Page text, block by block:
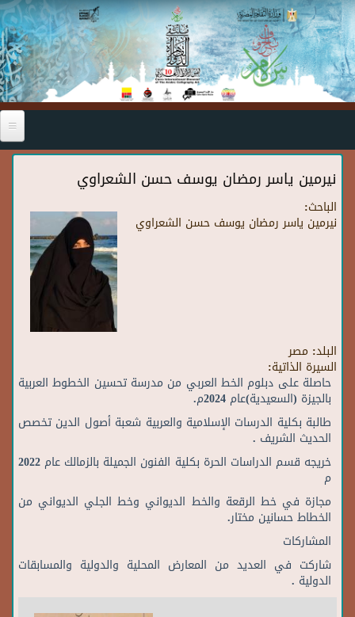
Skip to main content
نيرمين ياسر رمضان يوسف حسن الشعراوي
الباحث:
نيرمين ياسر رمضان يوسف حسن الشعراوي
البلد: مصر
السيرة الذاتية:
حاصلة على دبلوم الخط العربي من مدرسة تحسين الخطوط العربية
بالجيزة (السعيدية)عام 2024م.
طالبة بكلية الدرسات الإسلامية والعربية شعبة أصول الدين تخصص
الحديث الشريف .
خريجه قسم الدراسات الحرة بكلية الفنون الجميلة بالزمالك عام 2022
م
مجازة في خط الرقعة والخط الديواني وخط الجلي الديواني من
الخطاط حسانين مختار.
المشاركات
شاركت في العديد من المعارض المحلية والدولية والمسابقات
الدولية .